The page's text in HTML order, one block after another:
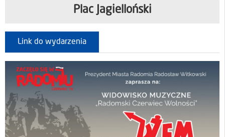
Plac Jagielloński
Link do wydarzenia